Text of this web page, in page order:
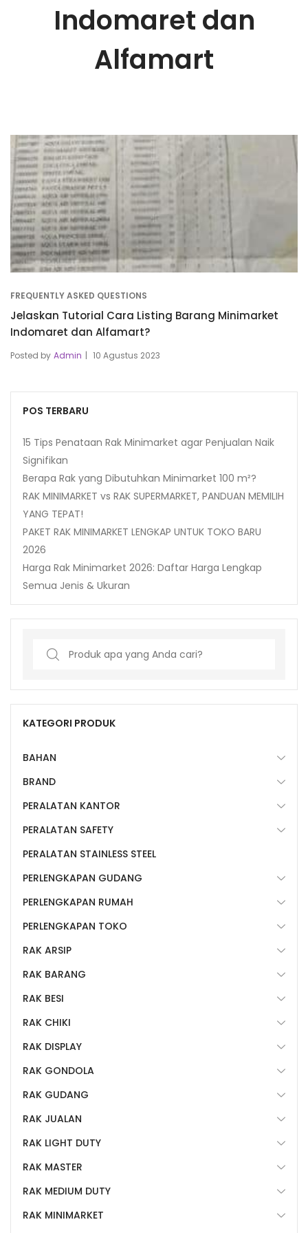
Indomaret dan
Alfamart
FREQUENTLY ASKED QUESTIONS
Jelaskan Tutorial Cara Listing Barang Minimarket
Indomaret dan Alfamart?
Posted by Admin 10 Agustus 2023
POS TERBARU
15 Tips Penataan Rak Minimarket agar Penjualan Naik
Signifikan
Berapa Rak yang Dibutuhkan Minimarket 100 m²?
RAK MINIMARKET vs RAK SUPERMARKET, PANDUAN MEMILIH
YANG TEPAT!
PAKET RAK MINIMARKET LENGKAP UNTUK TOKO BARU
2026
Harga Rak Minimarket 2026: Daftar Harga Lengkap
Semua Jenis & Ukuran
Search
KATEGORI PRODUK
BAHAN
BRAND
PERALATAN KANTOR
PERALATAN SAFETY
PERALATAN STAINLESS STEEL
PERLENGKAPAN GUDANG
PERLENGKAPAN RUMAH
PERLENGKAPAN TOKO
RAK ARSIP
RAK BARANG
RAK BESI
RAK CHIKI
RAK DISPLAY
RAK GONDOLA
RAK GUDANG
RAK JUALAN
RAK LIGHT DUTY
RAK MASTER
RAK MEDIUM DUTY
RAK MINIMARKET